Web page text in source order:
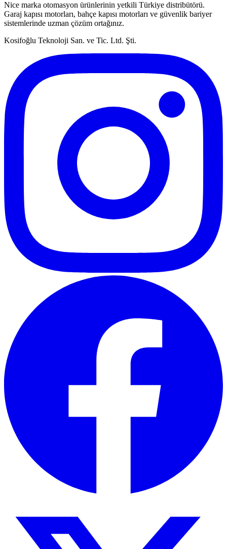
Nice marka otomasyon ürünlerinin yetkili Türkiye distribütörü.
Garaj kapısı motorları, bahçe kapısı motorları ve güvenlik bariyer
sistemlerinde uzman çözüm ortağınız.
Kosifoğlu Teknoloji San. ve Tic. Ltd. Şti.